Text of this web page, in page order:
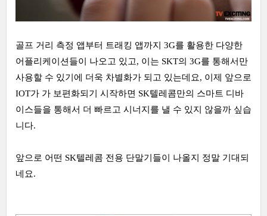
골프 거리 측정 앱부터 트래킹 앱까지 3G를 활용한 다양한
어플리케이션들이 나오고 있고, 이는 SKT의 3G를 통해서만
사용할 수 있기에 더욱 차별화가 되고 있는데요, 이제 앞으로
IOT가 가 보편화되기 시작하면 SK텔레콤만의 스마트 디바
이스들을 통해서 더 빠르고 시너지를 낼 수 있지 않을까 싶습
니다.
앞으로 어떤 SK텔레콤 전용 단말기들이 나올지 정말 기대되
네요.